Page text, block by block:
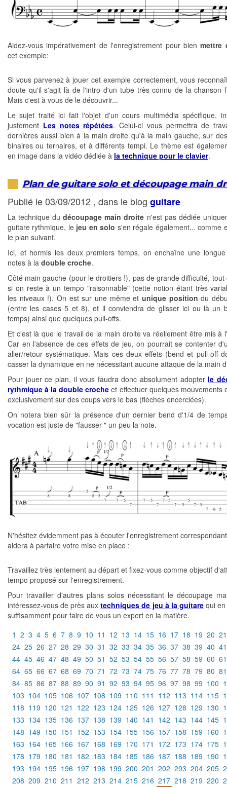
Aidez-vous impérativement de l'enregistrement pour bienmettre
cet exemple:
Si vous parvenez à jouer cet exemple correctement, vous
doute qu'il s'agit là de l'intro d'un tube très connu de la chanson
Mais c'est à vous de le découvrir...
Le sujet traité ici fait l'objet d'un cours multimédia spécifique,
justement Les notes répétées. Celui-ci vous permettra de
dernières aussi bien à la main droite qu'à la main gauche, sur
binaires ou ternaires, et à différents tempi. Le thème est
en image dans la vidéo dédiée à la technique pour le clavier.
Plan de guitare solo et découpage main
Publié le 03/09/2012 , dans le blog guitare
La technique dudécoupage main droite n'est pas dédiée
guitare rythmique, le jeu en solo s'en régale également... comme
le plan suivant.
Ici, et hormis les deux premiers temps, on enchaîne une
notes à la double croche.
Côté main gauche (pour le droitiers !), pas de grande difficulté, tout
si on reste à un tempo "raisonnable" (cette notion étant très
les niveaux !). On est sur une même et unique position du
(entre les cases 5 et 8), et il conviendra de glisser ici ou là un
temps) ainsi que quelques pull-offs.
Et c'est là que le travail de la main droite va réellement être mis à
Car en l'absence de ces effets de jeu, on pourrait se contenter
aller/retour systématique. Mais ces deux effets (bend et pull-off
casser la dynamique en ne nécessitant aucune attaque de la main
Pour jouer ce plan, il vous faudra donc absolument adopter le
rythmique à la double croche et effectuer quelques mouvements
exclusivement sur des coups vers le bas (flèches encerclées).
On notera bien sûr la présence d'un dernier bend d'1/4 de
vocation est juste de "fausser " un peu la note.
N'hésitez évidemment pas à écouter l'enregistrement
aidera à parfaire votre mise en place :
Travaillez très lentement au départ et fixez-vous comme objectif
tempo proposé sur l'enregistrement.
Pour travailler d'autres plans solos nécessitant le découpage
intéressez-vous de près auxtechniques de jeu à la guitarequi en
suffisamment pour faire de vous un expert en la matière.
1 2 3 4 5 6 7 8 9 10 11 12 13 14 15 16 17 18 19 20 21
24 25 26 27 28 29 30 31 32 33 34 35 36 37 38 39 40 41
44 45 46 47 48 49 50 51 52 53 54 55 56 57 58 59 60 61
64 65 66 67 68 69 70 71 72 73 74 75 76 77 78 79 80 81
84 85 86 87 88 89 90 91 92 93 94 95 96 97 98 99 100
103 104 105 106 107 108 109 110 111 112 113 114 115
118 119 120 121 122 123 124 125 126 127 128 129 130
133 134 135 136 137 138 139 140 141 142 143 144 145
148 149 150 151 152 153 154 155 156 157 158 159 160
163 164 165 166 167 168 169 170 171 172 173 174 175
178 179 180 181 182 183 184 185 186 187 188 189 190
193 194 195 196 197 198 199 200 201 202 203 204 205
208 209 210 211 212 213 214 215 216 217 218 219 220